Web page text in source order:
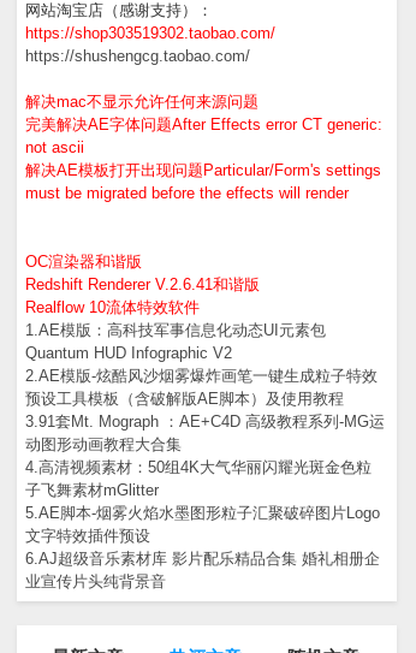
网站淘宝店（感谢支持）：
https://shop303519302.taobao.com/
https://shushengcg.taobao.com/
解决mac不显示允许任何来源问题
完美解决AE字体问题After Effects error CT generic:
not ascii
解决AE模板打开出现问题Particular/Form's settings
must be migrated before the effects will render
OC渲染器和谐版
Redshift Renderer V.2.6.41和谐版
Realflow 10流体特效软件
1.AE模版：高科技军事信息化动态UI元素包
Quantum HUD Infographic V2
2.AE模版-炫酷风沙烟雾爆炸画笔一键生成粒子特效
预设工具模板（含破解版AE脚本）及使用教程
3.91套Mt. Mograph ：AE+C4D 高级教程系列-MG运
动图形动画教程大合集
4.高清视频素材：50组4K大气华丽闪耀光斑金色粒
子飞舞素材mGlitter
5.AE脚本-烟雾火焰水墨图形粒子汇聚破碎图片Logo
文字特效插件预设
6.AJ超级音乐素材库 影片配乐精品合集 婚礼相册企
业宣传片头纯背景音